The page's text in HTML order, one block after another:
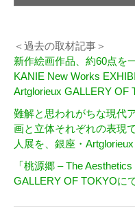
＜過去の取材記事＞
新作絵画作品、約60点を
KANIE New Works
Artglorieux GALLERY OF
難解と思われがちな現代
画と立体それぞれの表現
人展を、銀座・
「桃源郷 ‒ The
GALLERY OF TOKYOに